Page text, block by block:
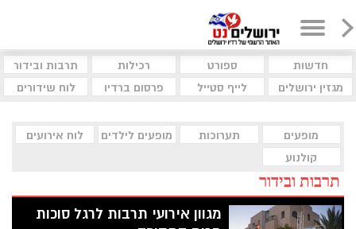
חדשות ספורט רכילות
תרבות ובידור
מגזין ירושלים
לייף סטייל פרסום ברדיו לוח שידורים
מופעים תערוכות מופעים לילדים
לוח אירועים
קולנוע
תרבות ובידור
מגוון אירועי תרבות לרגל סוכות